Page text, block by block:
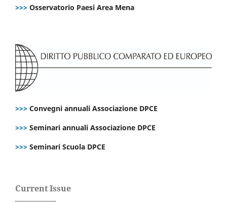
>>> Osservatorio Paesi Area Mena
>>> Convegni annuali Associazione DPCE
>>> Seminari annuali Associazione DPCE
>>> Seminari Scuola DPCE
Current Issue